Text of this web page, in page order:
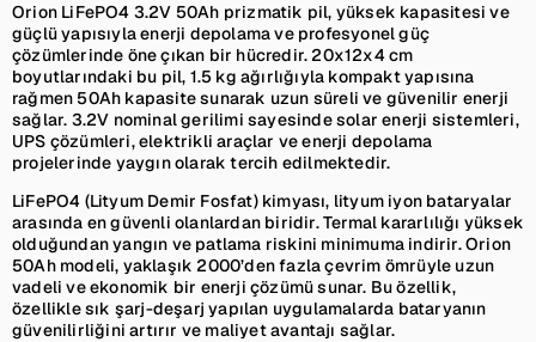
Orion LiFePO4 3.2V 50Ah prizmatik pil, yüksek kapasitesi ve
güçlü yapısıyla enerji depolama ve profesyonel güç
çözümlerinde öne çıkan bir hücredir. 20x12x4 cm
boyutlarındaki bu pil, 1.5 kg ağırlığıyla kompakt yapısına
rağmen 50Ah kapasite sunarak uzun süreli ve güvenilir enerji
sağlar. 3.2V nominal gerilimi sayesinde solar enerji sistemleri,
UPS çözümleri, elektrikli araçlar ve enerji depolama
projelerinde yaygın olarak tercih edilmektedir.
LiFePO4 (Lityum Demir Fosfat) kimyası, lityum iyon bataryalar
arasında en güvenli olanlardan biridir. Termal kararlılığı yüksek
olduğundan yangın ve patlama riskini minimuma indirir. Orion
50Ah modeli, yaklaşık 2000’den fazla çevrim ömrüyle uzun
vadeli ve ekonomik bir enerji çözümü sunar. Bu özellik,
özellikle sık şarj-deşarj yapılan uygulamalarda bataryanın
güvenilirliğini artırır ve maliyet avantajı sağlar.